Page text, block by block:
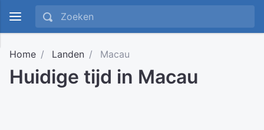
Home Landen Macau
Huidige tijd in Macau